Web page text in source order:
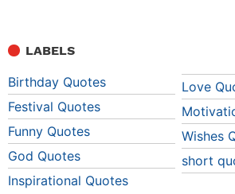
LABELS
Birthday Quotes
Festival Quotes
Funny Quotes
God Quotes
Inspirational Quotes
Love
Wishes
short